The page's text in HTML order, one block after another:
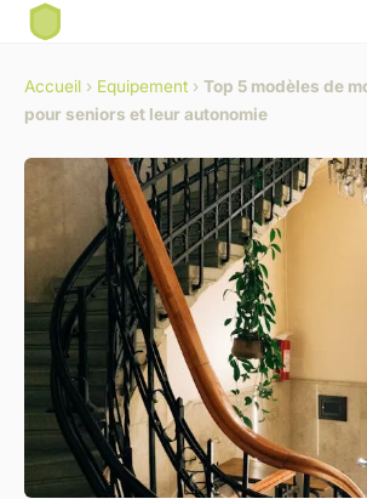
Accueil › Equipement › Top 5 modèles de
pour seniors et leur autonomie